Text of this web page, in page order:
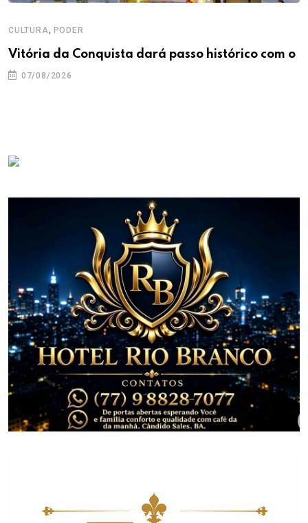
CULTURA, PODER
Vitória da Conquista dará passo histórico com o
07/08/2026